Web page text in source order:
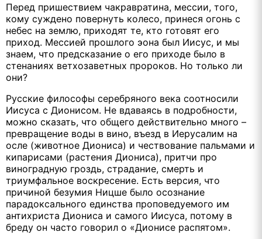
Перед пришествием чакравратина, мессии, того,
кому суждено повернуть колесо, принеся огонь с
небес на землю, приходят те, кто готовят его
приход. Мессией прошлого эона был Иисус, и мы
знаем, что предсказание о его приходе было в
стенаниях ветхозаветных пророков. Но только ли
они?
Русские философы серебряного века соотносили
Иисуса с Дионисом. Не вдаваясь в подробности,
можно сказать, что общего действительно много –
превращение воды в вино, въезд в Иерусалим на
осле (животное Диониса) и чествование пальмами и
кипарисами (растения Диониса), притчи про
виноградную гроздь, страдание, смерть и
триумфальное воскресение. Есть версия, что
причиной безумия Ницше было осознание
парадоксального единства проповедуемого им
антихриста Диониса и самого Иисуса, потому в
бреду он часто говорил о «Дионисе распятом».